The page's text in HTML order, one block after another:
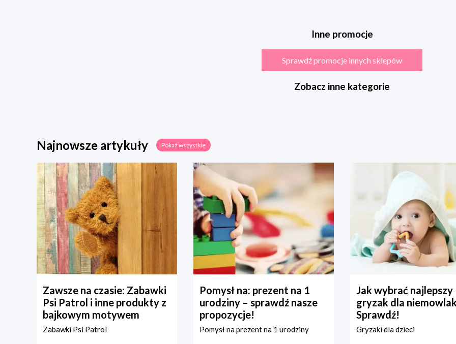
Inne promocje
Sprawdź promocje innych sklepów
Zobacz inne kategorie
Najnowsze artykuły Pokaż wszystkie
Zawsze na czasie: Zabawki
Psi Patrol i inne produkty z
bajkowym motywem
Zabawki Psi Patrol
Pomysł na: prezent na 1
urodziny – sprawdź nasze
propozycje!
Pomysł na prezent na 1 urodziny
Jak wybrać najlepszy
gryzak dla
Sprawdź!
Gryzaki dla dzieci